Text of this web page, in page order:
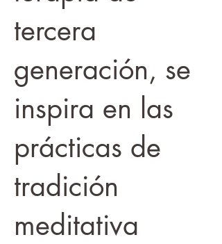
tercera
generación, se
inspira en las
prácticas de
tradición
meditativa